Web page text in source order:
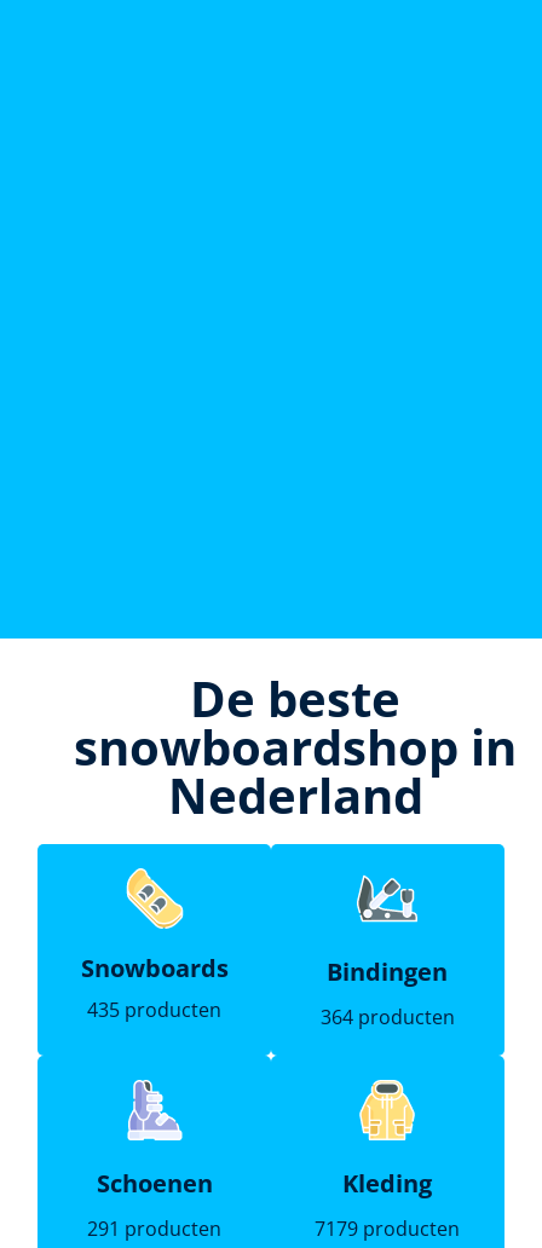
De beste
snowboardshop in
Nederland
Snowboards
435 producten
Bindingen
364 producten
Schoenen
291 producten
Kleding
7179 producten